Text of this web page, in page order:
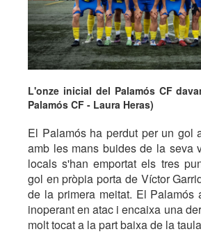
L'onze inicial del Palamós CF
Palamós CF - Laura Heras)
El Palamós ha perdut per un gol
amb les mans buides de la seva
locals s'han emportat els tres
gol en pròpia porta de Víctor
de la primera meitat. El Palamós
inoperant en atac i encaixa una
molt tocat a la part baixa de la